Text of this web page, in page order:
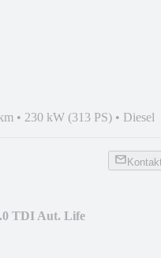
• 230 kW (313 PS) • Diesel
TDI Aut. Life